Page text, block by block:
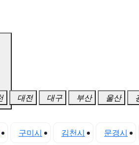
대전 대구 부산 울산
구미시 김천시 문경시